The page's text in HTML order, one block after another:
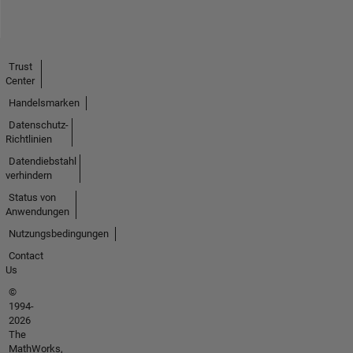
Trust
Center
Handelsmarken
Datenschutz-
Richtlinien
Datendiebstahl
verhindern
Status von
Anwendungen
Nutzungsbedingungen
Contact
Us
©
1994-
2026
The
MathWorks,